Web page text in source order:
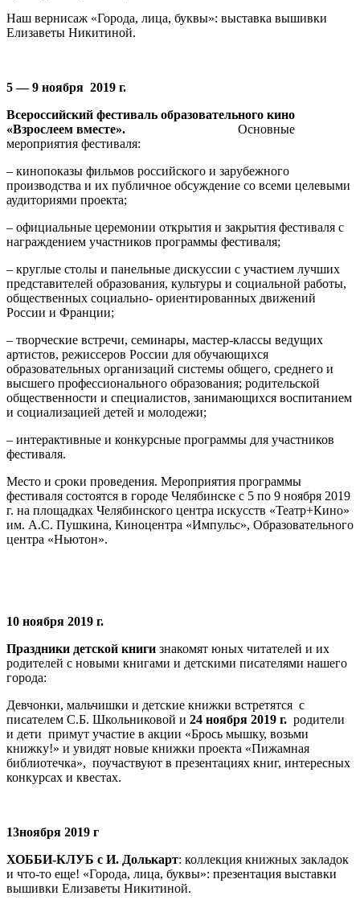
Наш вернисаж «Города, лица, буквы»: выставка вышивки
Елизаветы Никитиной.
5 — 9 ноября 2019 г.
Всероссийский фестиваль образовательного кино
«Взрослеем вместе». Основные
мероприятия фестиваля:
– кинопоказы фильмов российского и зарубежного
производства и их публичное обсуждение со всеми целевыми
аудиториями проекта;
– официальные церемонии открытия и закрытия фестиваля с
награждением участников программы фестиваля;
– круглые столы и панельные дискуссии с участием лучших
представителей образования, культуры и социальной работы,
общественных социально- ориентированных движений
России и Франции;
– творческие встречи, семинары, мастер-классы ведущих
артистов, режиссеров России для обучающихся
образовательных организаций системы общего, среднего и
высшего профессионального образования; родительской
общественности и специалистов, занимающихся воспитанием
и социализацией детей и молодежи;
– интерактивные и конкурсные программы для участников
фестиваля.
Место и сроки проведения. Мероприятия программы
фестиваля состоятся в городе Челябинске с 5 по 9 ноября 2019
г. на площадках Челябинского центра искусств «Театр+Кино»
им. А.С. Пушкина, Киноцентра «Импульс», Образовательного
центра «Ньютон».
10 ноября 2019 г.
Праздники детской книги знакомят юных читателей и их
родителей с новыми книгами и детскими писателями нашего
города:
Девчонки, мальчишки и детские книжки встретятся с
писателем С.Б. Школьниковой и 24 ноября 2019 г. родители
и дети примут участие в акции «Брось мышку, возьми
книжку!» и увидят новые книжки проекта «Пижамная
библиотечка», поучаствуют в презентациях книг, интересных
конкурсах и квестах.
13ноября 2019 г
ХОББИ-КЛУБ с И. Долькарт: коллекция книжных закладок
и что-то еще! «Города, лица, буквы»: презентация выставки
вышивки Елизаветы Никитиной.